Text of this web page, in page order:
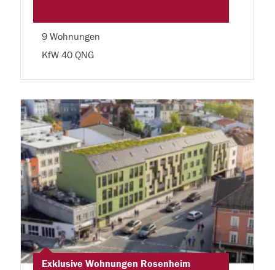
9 Wohnungen
KfW 40 QNG
Exklusive Wohnungen Rosenheim